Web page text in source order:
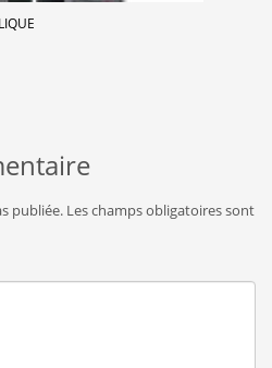
publiée. Les champs obligatoires sont